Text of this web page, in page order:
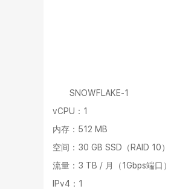
SNOWFLAKE-1
vCPU：1
内存：512 MB
空间：30 GB SSD（RAID 10）
流量：3 TB / 月（1Gbps端口）
IPv4：1